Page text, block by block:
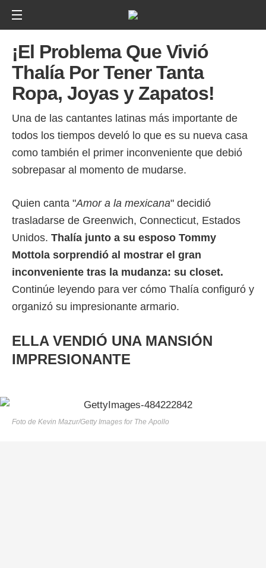
¡El Problema Que Vivió
Thalía Por Tener Tanta
Ropa, Joyas y Zapatos!
Una de las cantantes latinas más importante de
todos los tiempos develó lo que es su nueva casa
como también el primer inconveniente que debió
sobrepasar al momento de mudarse.
Quien canta "Amor a la mexicana" decidió
trasladarse de Greenwich, Connecticut, Estados
Unidos. Thalía junto a su esposo Tommy
Mottola sorprendió al mostrar el gran
inconveniente tras la mudanza: su closet.
Continúe leyendo para ver cómo Thalía configuró y
organizó su impresionante armario.
ELLA VENDIÓ UNA MANSIÓN
IMPRESIONANTE
Foto de Kevin Mazur/Getty Images for The Apollo